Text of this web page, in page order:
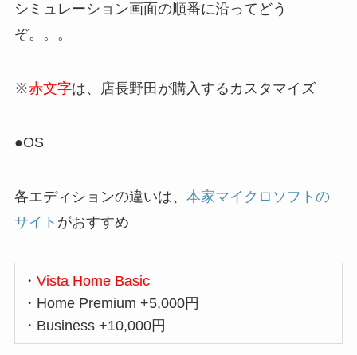
シミュレーション画面の順番に沿ってどう
ぞ。。。
※赤文字は、店長野田が購入するカスタマイズ
●OS
各エディションの違いは、 本家マイクロソフトの
サイト がおすすめ
・ Vista Home Basic
・Home Premium +5,000円
・Business +10,000円